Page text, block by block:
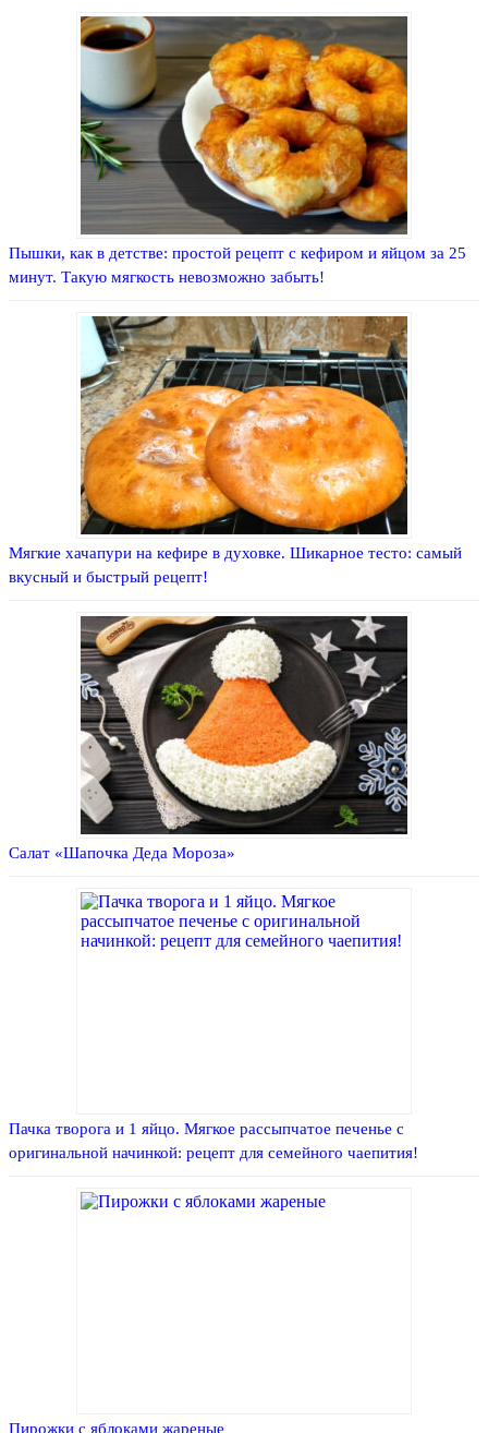
Пышки, как в детстве: простой рецепт с кефиром и яйцом за 25
минут. Такую мягкость невозможно забыть!
Мягкие хачапури на кефире в духовке. Шикарное тесто: самый
вкусный и быстрый рецепт!
Салат «Шапочка Деда Мороза»
Пачка творога и 1 яйцо. Мягкое рассыпчатое печенье с
оригинальной начинкой: рецепт для семейного чаепития!
Пирожки с яблоками жареные